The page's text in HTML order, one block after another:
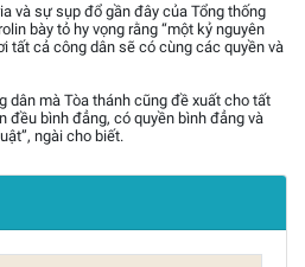
và sự sụp đổ gần đây của Tổng thống
bày tỏ hy vọng rằng “một kỷ nguyên
tất cả công dân sẽ có cùng các quyền và
dân mà Tòa thánh cũng đề xuất cho tất
đều bình đẳng, có quyền bình đẳng và
ngài cho biết.